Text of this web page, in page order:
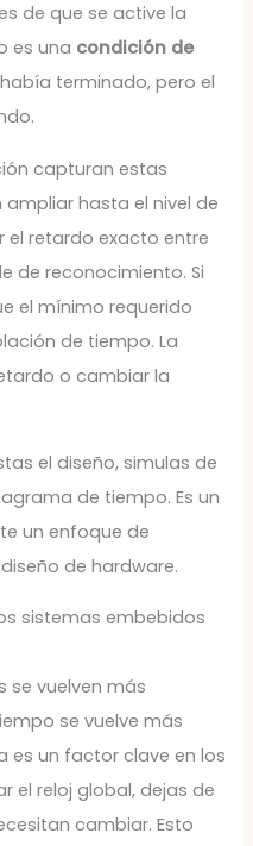
de que se active la
es una condición de
terminado, pero el
capturan estas
hasta el nivel de
el retardo exacto entre
de reconocimiento. Si
el mínimo requerido
de tiempo. La
o cambiar la
el diseño, simulas de
de tiempo. Es un
un enfoque de
de hardware.
sistemas embebidos
se vuelven más
se vuelve más
es un factor clave en los
el reloj global, dejas de
cambiar. Esto